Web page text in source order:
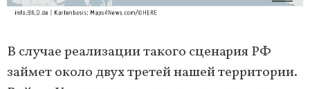
В случае реализации такого сценария РФ
займет около двух третей нашей территории.